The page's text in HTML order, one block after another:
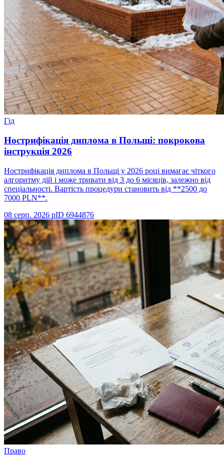
Гід
Нострифікація диплома в Польщі: покрокова
інструкція 2026
Нострифікація диплома в Польщі у 2026 році вимагає чіткого
алгоритму дій і може тривати від 3 до 6 місяців, залежно від
спеціальності. Вартість процедури становить від **2500 до
7000 PLN**.
08 серп. 2026 рID 6944876
Право